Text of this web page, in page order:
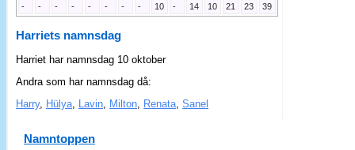
-
- - - - - - - 10 - 14 10 21 23 39
Harriets namnsdag
Harriet har namnsdag 10 oktober
Andra som har namnsdag då:
Harry, Hülya Lavin Milton Renata ,Sanel
Namntoppen